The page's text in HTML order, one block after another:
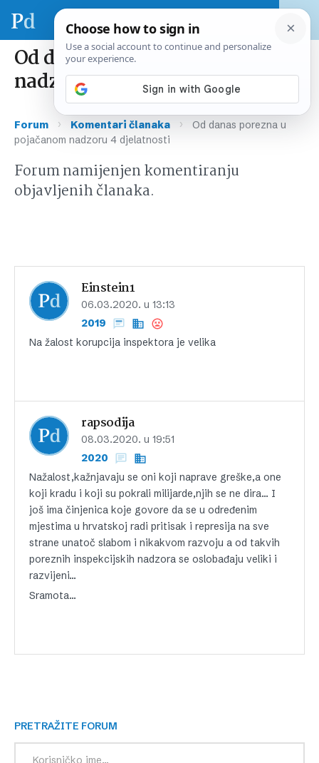
Od danas porezna u pojačanom
nadzoru 4 djelatnosti
Forum › Komentari članaka ›
Od danas porezna u
pojačanom nadzoru 4 djelatnosti
Forum namijenjen komentiranju
objavljenih članaka.
Einstein1
06.03.2020. u 13:13
2019
Na žalost korupcija inspektora je velika
rapsodija
08.03.2020. u 19:51
2020
Nažalost,kažnjavaju se oni koji naprave greške,a one
koji kradu i koji su pokrali milijarde,njih se ne dira… I
još ima činjenica koje govore da se u određenim
mjestima u hrvatskoj radi pritisak i represija na sve
strane unatoč slabom i nikakvom razvoju a od takvih
poreznih inspekcijskih nadzora se oslobađaju veliki i
razvijeni…
Sramota…
PRETRAŽITE FORUM